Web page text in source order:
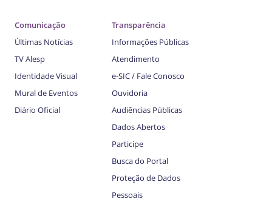
Comunicação
Últimas Notícias
TV Alesp
Identidade Visual
Mural de Eventos
Diário Oficial
Transparência
Informações Públicas
Atendimento
e-SIC / Fale Conosco
Ouvidoria
Audiências Públicas
Dados Abertos
Participe
Busca do Portal
Proteção de Dados
Pessoais